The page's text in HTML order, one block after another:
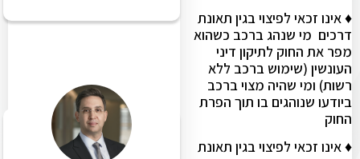
♦ אינו זכאי לפיצוי בגין תאונת
דרכים מי שנהג ברכב כשהוא
מפר את החוק לתיקון דיני
העונשין (שימוש ברכב ללא
רשות) ומי שהיה מצוי ברכב
ביודעו שנוהגים בו תוך הפרת
החוק
♦ אינו זכאי לפיצוי בגין תאונת